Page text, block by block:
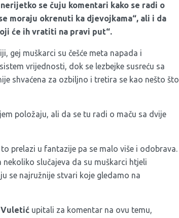
nerijetko se čuju komentari kako se radi o
moraju okrenuti ka djevojkama“, ali i da
će ih vratiti na pravi put“.
gej muškarci su češće meta napada i
vrijednosti, dok se lezbejke susreću sa
shvaćena za ozbiljno i tretira se kao nešto što
položaju, ali da se tu radi o maču sa dvije
prelazi u fantazije pa se malo više i odobrava.
slučajeva da su muškarci htjeli
se najružnije stvari koje gledamo na
Vuletić upitali za komentar na ovu temu,